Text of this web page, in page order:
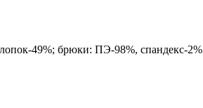
49%; брюки: ПЭ-98%, спандекс-2%